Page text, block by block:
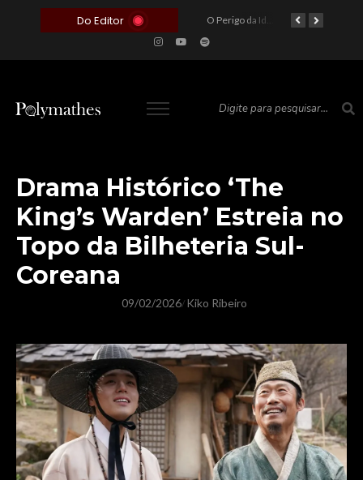
Do Editor
A Roleta da Miséria: Quando a Devoção Cega Encontra o Link na Bio. A Queda do Brasileiro Pelas Mãos de Seus Influencers. O Preço de um Escândalo: A Discrepância Entre o “Filme de Bolsonaro” e a Realidade do Cinema Mundial
Drama Histórico ‘The
King’s Warden’ Estreia no
Topo da Bilheteria Sul-
Coreana
09/02/2026/ Kiko Ribeiro